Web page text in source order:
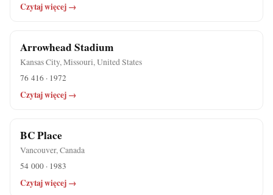
Czytaj więcej →
Arrowhead Stadium
Kansas City, Missouri, United States
76 416 · 1972
Czytaj więcej →
BC Place
Vancouver, Canada
54 000 · 1983
Czytaj więcej →